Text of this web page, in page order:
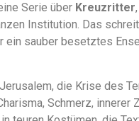
Serie über Kreuzritter
Institution. Das
ein sauber besetztes
die Krise des
Schmerz,